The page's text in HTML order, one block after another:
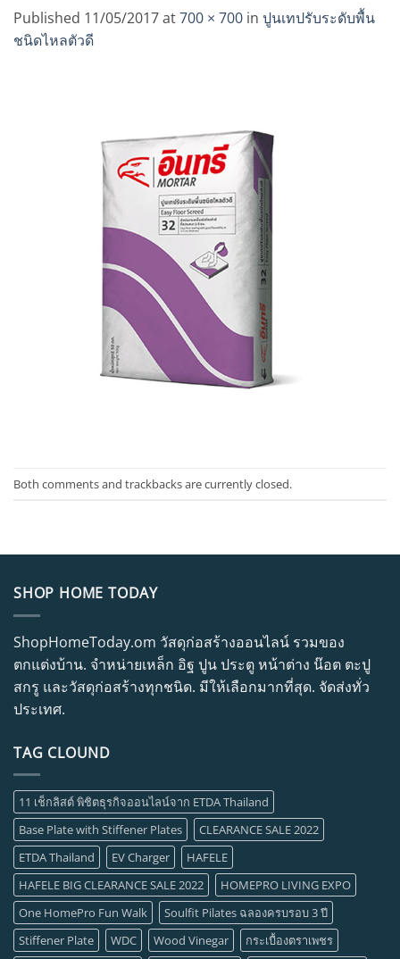
Published 11/05/2017at700 × 700 in ปูนเทปรับระดับพื้น
ชนิดไหลตัวดี
Both comments and trackbacks are currently closed.
SHOP HOME TODAY
ShopHomeToday.om วัสดุก่อสร้างออนไลน์ รวมของ
ตกแต่งบ้าน. จำหน่ายเหล็ก อิฐ ปูน ประตู หน้าต่าง น๊อต ตะปู
สกรู และวัสดุก่อสร้างทุกชนิด. มีให้เลือกมากที่สุด. จัดส่งทั่ว
ประเทศ.
TAG CLOUND
11 เช็กลิสต์ พิชิตธุรกิจออนไลน์จาก ETDA Thailand
Base Plate with Stiffener Plates
CLEARANCE SALE 2022
ETDA Thailand
EV Charger
HAFELE
HAFELE BIG CLEARANCE SALE 2022
HOMEPRO LIVING EXPO
One HomePro Fun Walk
Soulfit Pilates ฉลองครบรอบ 3 ปี
Stiffener Plate
WDC Wood Vinegar
กระเบื้องตราเพชร